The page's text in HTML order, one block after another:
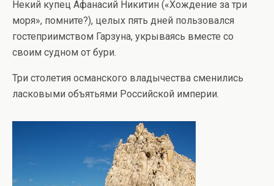
Некий купец Афанасий Никитин («Хождение за три
моря», помните?), целых пять дней пользовался
гостеприимством Гарзуна, укрываясь вместе со
своим судном от бури.
Три столетия османского владычества сменились
ласковыми объятьями Российской империи.